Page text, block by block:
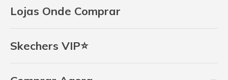
Lojas Onde Comprar
Skechers VIP⭐